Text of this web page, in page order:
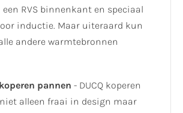
RVS binnenkant en speciaal
inductie. Maar uiteraard kun
andere warmtebronnen
pannen - DUCQ koperen
alleen fraai in design maar